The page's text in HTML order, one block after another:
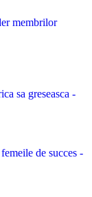
membrilor
sa greseasca -
de succes -